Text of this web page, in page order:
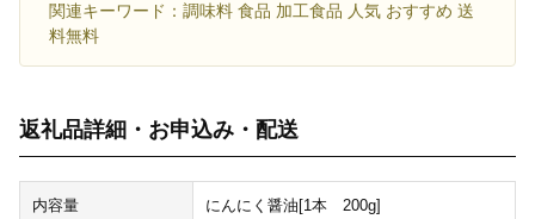
関連キーワード：調味料 食品 加工食品 人気 おすすめ 送
料無料
返礼品詳細・お申込み・配送
内容量 にんにく醤油[1本 200g]